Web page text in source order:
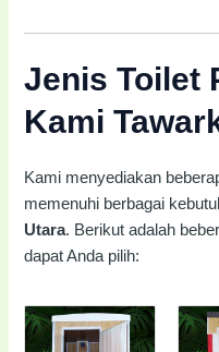
Jenis Toilet
Kami
Kami menyediakan
memenuhi berbagai
Utara. Berikut adalah
dapat Anda pilih: